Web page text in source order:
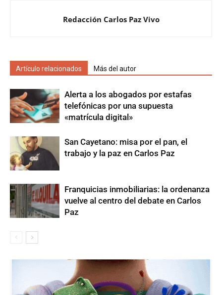
Redacción Carlos Paz Vivo
Artículo relacionados Más del autor
Alerta a los abogados por estafas
telefónicas por una supuesta
«matrícula digital»
San Cayetano: misa por el pan, el
trabajo y la paz en Carlos Paz
Franquicias inmobiliarias: la ordenanza
vuelve al centro del debate en Carlos
Paz